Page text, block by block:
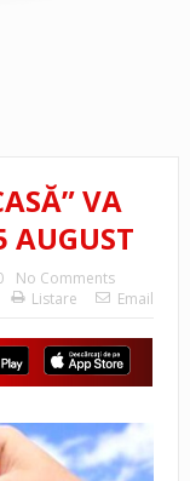
VA
AUGUST
No Comments
Listare
Email